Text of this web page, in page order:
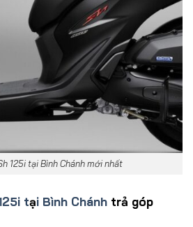
125i tại Bình Chánh mới nhất
tại Bình Chánh trả góp